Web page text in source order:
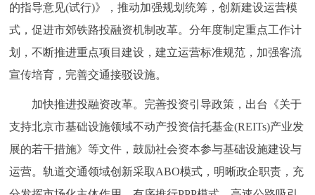
的指导意见(试行)》，推动加强规划统筹，创新建设运营模
式，促进市郊铁路投融资机制改革。分年度制定重点工作计
划，不断推进重点项目建设，建立运营标准规范，加强客流
宣传培育，完善交通接驳设施。
加快推进投融资改革。完善投资引导政策，出台《关于
支持北京市基础设施领域不动产投资信托基金(REITs)产业发
展的若干措施》等文件，鼓励社会资本参与基础设施建设与
运营。轨道交通领域创新采取ABO模式，明晰政企职责，充